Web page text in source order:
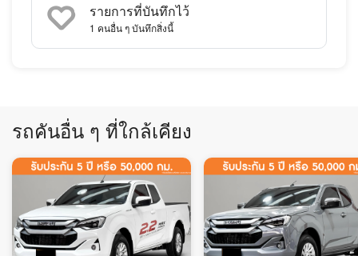
รายการที่บันทึกไว้
1 คนอื่น ๆ บันทึกสิ่งนี้
รถคันอื่น ๆ ที่ใกล้เคียง